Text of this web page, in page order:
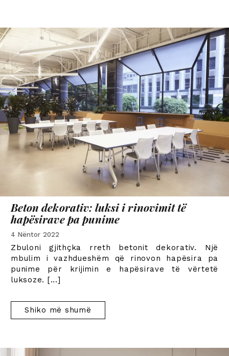
Beton dekorativ: luksi i rinovimit të
hapësirave pa punime
4 Nëntor 2022
Zbuloni gjithçka rreth betonit dekorativ. Një
mbulim i vazhdueshëm që rinovon hapësira pa
punime për krijimin e hapësirave të vërtetë
luksoze. [...]
Shiko më shumë